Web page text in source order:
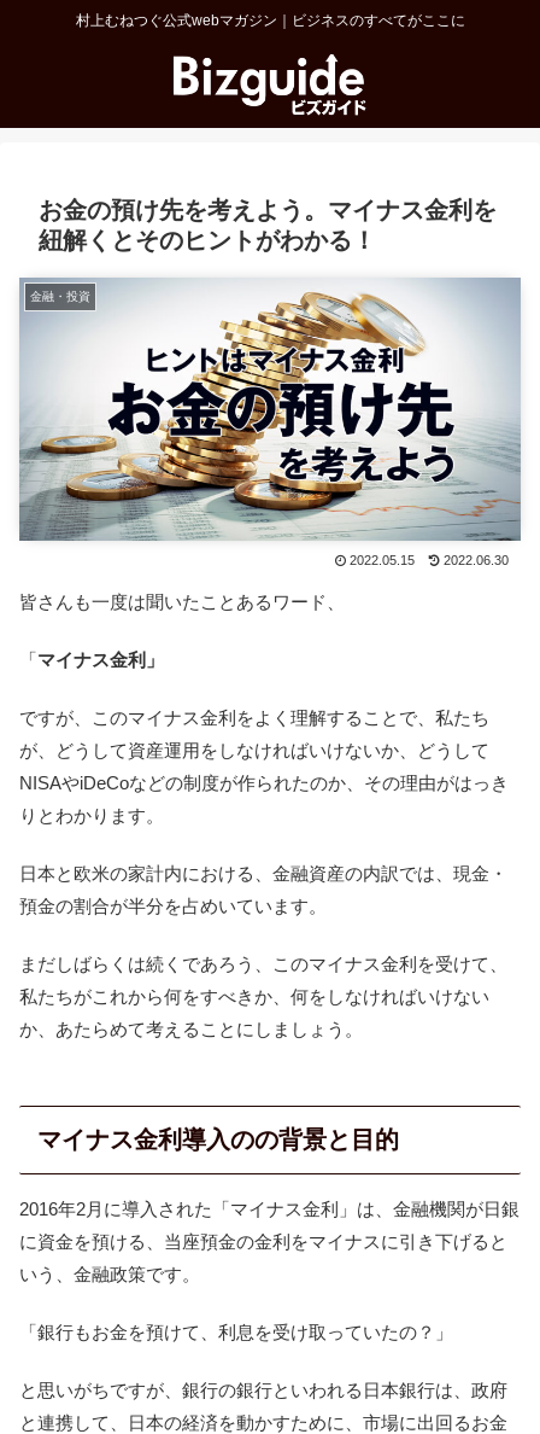
村上むねつぐ公式webマガジン｜ビジネスのすべてがここに
お金の預け先を考えよう。マイナス金利を
紐解くとそのヒントがわかる！
金融・投資
2022.05.15 2022.06.30
皆さんも一度は聞いたことあるワード、
「マイナス金利」
ですが、このマイナス金利をよく理解することで、私たち
が、どうして資産運用をしなければいけないか、どうして
NISAやiDeCoなどの制度が作られたのか、その理由がはっき
りとわかります。
日本と欧米の家計内における、金融資産の内訳では、現金・
預金の割合が半分を占めいています。
まだしばらくは続くであろう、このマイナス金利を受けて、
私たちがこれから何をすべきか、何をしなければいけない
か、あたらめて考えることにしましょう。
マイナス金利導入のの背景と目的
2016年2月に導入された「マイナス金利」は、金融機関が日銀
に資金を預ける、当座預金の金利をマイナスに引き下げると
いう、金融政策です。
「銀行もお金を預けて、利息を受け取っていたの？」
と思いがちですが、銀行の銀行といわれる日本銀行は、政府
と連携して、日本の経済を動かすために、市場に出回るお金